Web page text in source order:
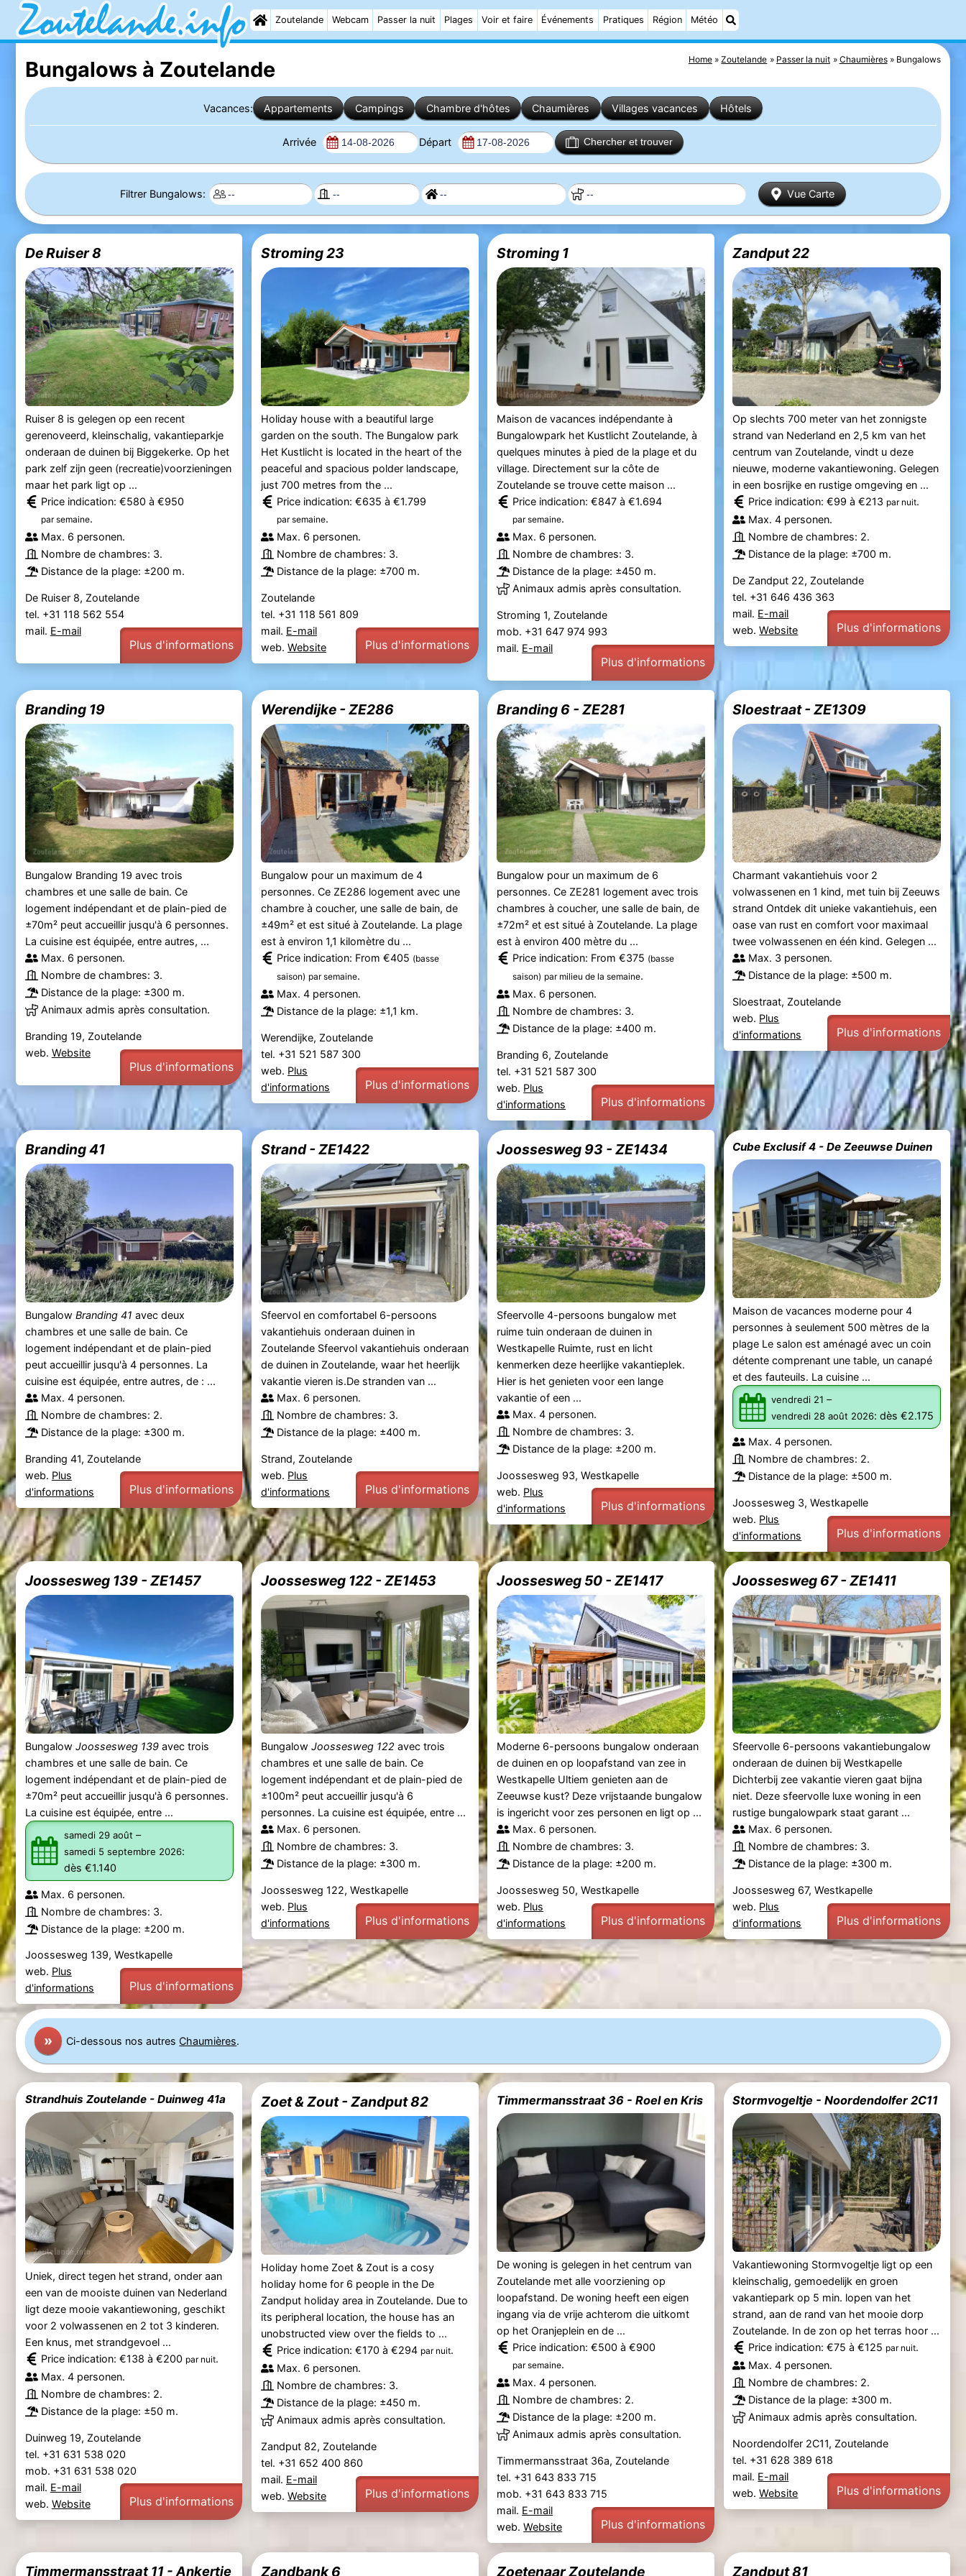
Zoutelande Webcam Passer la nuit Plages Voir et faire Événements Pratiques Région Météo
Home Zoutelande Passer la nuit Chaumières Bungalows
Bungalows à Zoutelande
Vacances: Appartements Campings Chambre d'hôtes Chaumières Villages vacances Hôtels
Arrivée Départ Chercher et trouver
Filtrer Bungalows: Vue Carte
De Ruiser 8
Ruiser 8 is gelegen op een recent
gerenoveerd, kleinschalig, vakantieparkje
onderaan de duinen bij Biggekerke. Op het
park zelf zijn geen (recreatie)voorzieningen
maar het park ligt op ...
Price indication: €580 à €950
par semaine.
Max. 6 personen.
Nombre de chambres: 3.
Distance de la plage: ±200 m.
De Ruiser 8, Zoutelande
tel. +31 118 562 554
mail. E-mail
Plus d'informations
Stroming 23
Holiday house with a beautiful large
garden on the south. The Bungalow park
Het Kustlicht is located in the heart of the
peaceful and spacious polder landscape,
just 700 metres from the ...
Price indication: €635 à €1.799
par semaine.
Max. 6 personen.
Nombre de chambres: 3.
Distance de la plage: ±700 m.
Zoutelande
tel. +31 118 561 809
mail. E-mail
web. Website Plus d'informations
Stroming 1
Maison de vacances indépendante à
Bungalowpark het Kustlicht Zoutelande, à
quelques minutes à pied de la plage et du
village. Directement sur la côte de
Zoutelande se trouve cette maison ...
Price indication: €847 à €1.694
par semaine.
Max. 6 personen.
Nombre de chambres: 3.
Distance de la plage: ±450 m.
Animaux admis après consultation.
Stroming 1, Zoutelande
mob. +31 647 974 993
mail. E-mail
Plus d'informations
Zandput 22
Op slechts 700 meter van het zonnigste
strand van Nederland en 2,5 km van het
centrum van Zoutelande, vindt u deze
nieuwe, moderne vakantiewoning. Gelegen
in een bosrijke en rustige omgeving en ...
Price indication: €99 à €213 par nuit.
Max. 4 personen.
Nombre de chambres: 2.
Distance de la plage: ±700 m.
De Zandput 22, Zoutelande
tel. +31 646 436 363
mail. E-mail
web.Website Plus d'informations
Branding 19
Bungalow Branding 19 avec trois
chambres et une salle de bain. Ce
logement indépendant et de plain-pied de
±70m² peut accueillir jusqu'à 6 personnes.
La cuisine est équipée, entre autres, ...
Max. 6 personen.
Nombre de chambres: 3.
Distance de la plage: ±300 m.
Animaux admis après consultation.
Branding 19, Zoutelande
web. Website
Plus d'informations
Werendijke - ZE286
Bungalow pour un maximum de 4
personnes. Ce ZE286 logement avec une
chambre à coucher, une salle de bain, de
±49m² et est situé à Zoutelande. La plage
est à environ 1,1 kilomètre du ...
Price indication: From €405 (basse
saison) par semaine.
Max. 4 personen.
Distance de la plage: ±1,1 km.
Werendijke, Zoutelande
tel. +31 521 587 300
web. Plus
d'informations
Plus d'informations
Branding 6 - ZE281
Bungalow pour un maximum de 6
personnes. Ce ZE281 logement avec trois
chambres à coucher, une salle de bain, de
±72m² et est situé à Zoutelande. La plage
est à environ 400 mètre du ...
Price indication: From €375 (basse
saison) par milieu de la semaine.
Max. 6 personen.
Nombre de chambres: 3.
Distance de la plage: ±400 m.
Branding 6, Zoutelande
tel. +31 521 587 300
web. Plus
d'informations
Plus d'informations
Sloestraat - ZE1309
Charmant vakantiehuis voor 2
volwassenen en 1 kind, met tuin bij Zeeuws
strand Ontdek dit unieke vakantiehuis, een
oase van rust en comfort voor maximaal
twee volwassenen en één kind. Gelegen ...
Max. 3 personen.
Distance de la plage: ±500 m.
Sloestraat, Zoutelande
web. Plus
d'informations
Plus d'informations
Branding 41
Bungalow Branding 41 avec deux
chambres et une salle de bain. Ce
logement indépendant et de plain-pied
peut accueillir jusqu'à 4 personnes. La
cuisine est équipée, entre autres, de : ...
Max. 4 personen.
Nombre de chambres: 2.
Distance de la plage: ±300 m.
Branding 41, Zoutelande
web. Plus
d'informations
Plus d'informations
Strand - ZE1422
Sfeervol en comfortabel 6-persoons
vakantiehuis onderaan duinen in
Zoutelande Sfeervol vakantiehuis onderaan
de duinen in Zoutelande, waar het heerlijk
vakantie vieren is.De stranden van ...
Max. 6 personen.
Nombre de chambres: 3.
Distance de la plage: ±400 m.
Strand, Zoutelande
web. Plus
d'informations
Plus d'informations
Joossesweg 93 - ZE1434
Sfeervolle 4-persoons bungalow met
ruime tuin onderaan de duinen in
Westkapelle Ruimte, rust en licht
kenmerken deze heerlijke vakantieplek.
Hier is het genieten voor een lange
vakantie of een ...
Max. 4 personen.
Nombre de chambres: 3.
Distance de la plage: ±200 m.
Joossesweg 93, Westkapelle
web. Plus
d'informations
Plus d'informations
Cube Exclusif 4 - De Zeeuwse Duinen
Maison de vacances moderne pour 4
personnes à seulement 500 mètres de la
plage Le salon est aménagé avec un coin
détente comprenant une table, un canapé
et des fauteuils. La cuisine ...
vendredi 21 –
vendredi 28 août 2026:dès €2.175
Max. 4 personen.
Nombre de chambres: 2.
Distance de la plage: ±500 m.
Joossesweg 3, Westkapelle
web. Plus
d'informations
Plus d'informations
Joossesweg 139 - ZE1457
Bungalow Joossesweg 139avec trois
chambres et une salle de bain. Ce
logement indépendant et de plain-pied de
±70m² peut accueillir jusqu'à 6 personnes.
La cuisine est équipée, entre ...
samedi 29 août –
samedi 5 septembre 2026:
dès €1.140
Max. 6 personen.
Nombre de chambres: 3.
Distance de la plage: ±200 m.
Joossesweg 139, Westkapelle
web. Plus
d'informations
Plus d'informations
Joossesweg 122 - ZE1453
Bungalow Joossesweg 122 avec trois
chambres et une salle de bain. Ce
logement indépendant et de plain-pied de
±100m² peut accueillir jusqu'à 6
personnes. La cuisine est équipée, entre ...
Max. 6 personen.
Nombre de chambres: 3.
Distance de la plage: ±300 m.
Joossesweg 122, Westkapelle
web. Plus
d'informations
Plus d'informations
Joossesweg 50 - ZE1417
Moderne 6-persoons bungalow onderaan
de duinen en op loopafstand van zee in
Westkapelle Ultiem genieten aan de
Zeeuwse kust? Deze vrijstaande bungalow
is ingericht voor zes personen en ligt op ...
Max. 6 personen.
Nombre de chambres: 3.
Distance de la plage: ±200 m.
Joossesweg 50, Westkapelle
web. Plus
d'informations
Plus d'informations
Joossesweg 67 - ZE1411
Sfeervolle 6-persoons vakantiebungalow
onderaan de duinen bij Westkapelle
Dichterbij zee vakantie vieren gaat bijna
niet. Deze sfeervolle luxe woning in een
rustige bungalowpark staat garant ...
Max. 6 personen.
Nombre de chambres: 3.
Distance de la plage: ±300 m.
Joossesweg 67, Westkapelle
web. Plus
d'informations
Plus d'informations
» Ci-dessous nos autresChaumières.
Strandhuis Zoutelande - Duinweg 41a
Uniek, direct tegen het strand, onder aan
een van de mooiste duinen van Nederland
ligt deze mooie vakantiewoning, geschikt
voor 2 volwassenen en 2 tot 3 kinderen.
Een knus, met strandgevoel ...
Price indication: €138 à €200 par nuit.
Max. 4 personen.
Nombre de chambres: 2.
Distance de la plage: ±50 m.
Duinweg 19, Zoutelande
tel. +31 631 538 020
mob. +31 631 538 020
mail. E-mail
web. Website Plus d'informations
Zoet & Zout - Zandput 82
Holiday home Zoet & Zout is a cosy
holiday home for 6 people in the De
Zandput holiday area in Zoutelande. Due to
its peripheral location, the house has an
unobstructed view over the fields to ...
Price indication: €170 à €294 par nuit.
Max. 6 personen.
Nombre de chambres: 3.
Distance de la plage: ±450 m.
Animaux admis après consultation.
Zandput 82, Zoutelande
tel. +31 652 400 860
mail. E-mail
web. Website Plus d'informations
Timmermansstraat 36 - Roel en Kris
De woning is gelegen in het centrum van
Zoutelande met alle voorziening op
loopafstand. De woning heeft een eigen
ingang via de vrije achterom die uitkomt
op het Oranjeplein en de ...
Price indication: €500 à €900
par semaine.
Max. 4 personen.
Nombre de chambres: 2.
Distance de la plage: ±200 m.
Animaux admis après consultation.
Timmermansstraat 36a, Zoutelande
tel. +31 643 833 715
mob. +31 643 833 715
mail. E-mail
web.Website Plus d'informations
Stormvogeltje - Noordendolfer 2C11
Vakantiewoning Stormvogeltje ligt op een
kleinschalig, gemoedelijk en groen
vakantiepark op 5 min. lopen van het
strand, aan de rand van het mooie dorp
Zoutelande. In de zon op het terras hoor ...
Price indication: €75 à €125 par nuit.
Max. 4 personen.
Nombre de chambres: 2.
Distance de la plage: ±300 m.
Animaux admis après consultation.
Noordendolfer 2C11, Zoutelande
tel. +31 628 389 618
mail. E-mail
web.Website Plus d'informations
Timmermansstraat 11 - Ankertje Zandbank 6 Zoetenaar Zoutelande Zandput 81